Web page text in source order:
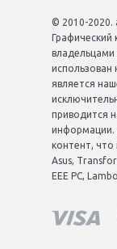
© 2010-2020.
владельцами
использован
является
приводится
информации.
контент,
Asus,
EEE PC,